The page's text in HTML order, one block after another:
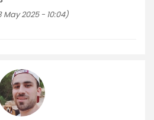
2025 - 10:04)